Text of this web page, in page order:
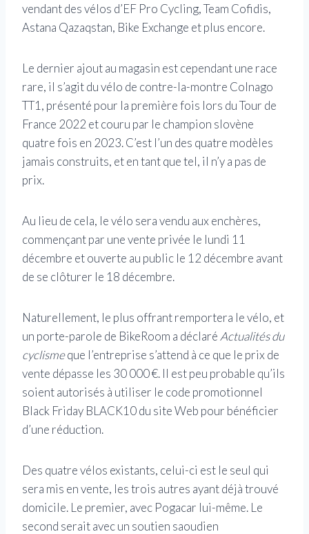
vendant des vélos d’EF Pro Cycling, Team Cofidis,
Astana Qazaqstan, Bike Exchange et plus encore.
Le dernier ajout au magasin est cependant une race
rare, il s’agit du vélo de contre-la-montre Colnago
TT1, présenté pour la première fois lors du Tour de
France 2022 et couru par le champion slovène
quatre fois en 2023. C’est l’un des quatre modèles
jamais construits, et en tant que tel, il n’y a pas de
prix.
Au lieu de cela, le vélo sera vendu aux enchères,
commençant par une vente privée le lundi 11
décembre et ouverte au public le 12 décembre avant
de se clôturer le 18 décembre.
Naturellement, le plus offrant remportera le vélo, et
un porte-parole de BikeRoom a déclaré Actualités du
cyclismeque l’entreprise s’attend à ce que le prix de
vente dépasse les 30 000 €. Il est peu probable qu’ils
soient autorisés à utiliser le code promotionnel
Black Friday BLACK10 du site Web pour bénéficier
d’une réduction.
Des quatre vélos existants, celui-ci est le seul qui
sera mis en vente, les trois autres ayant déjà trouvé
domicile. Le premier, avec Pogacar lui-même. Le
second serait avec un soutien saoudien